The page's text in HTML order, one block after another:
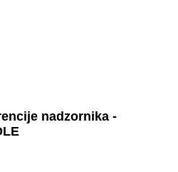
nadzornika -